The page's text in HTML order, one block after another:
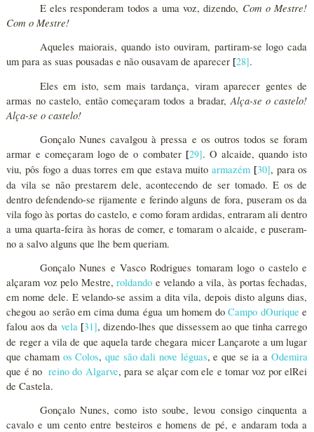
E eles responderam todos a uma voz, dizendo, Com o Mestre!
Com o Mestre!
Aqueles maiorais, quando isto ouviram, partiram-se logo cada
um para as suas pousadas e não ousavam de aparecer [28].
Eles em isto, sem mais tardança, viram aparecer gentes de
armas no castelo, então começaram todos a bradar,Alça-se o castelo!
Alça-se o castelo!
Gonçalo Nunes cavalgou à pressa e os outros todos se foram
armar e começaram logo de o combater [29]. O alcaide, quando isto
viu, pôs fogo a duas torres em que estava muitoarmazém [30], para os
da vila se não prestarem dele, acontecendo de ser tomado. E os de
dentro defendendo-se rijamente e ferindo alguns de fora, puseram os da
vila fogo às portas do castelo, e como foram ardidas, entraram ali dentro
a uma quarta-feira às horas de comer, e tomaram o alcaide, e puseram-
no a salvo alguns que lhe bem queriam.
Gonçalo Nunes e Vasco Rodrigues tomaram logo o castelo e
alçaram voz pelo Mestre,roldando e velando a vila, às portas fechadas,
em nome dele. E velando-se assim a dita vila, depois disto alguns dias,
chegou ao serão em cima duma égua um homem doCampo dOurique e
falou aos da vela [31], dizendo-lhes que dissessem ao que tinha carrego
de reger a vila de que aquela tarde chegara micer Lançarote a um lugar
que chamam os Colos,que são dali nove léguas, e que se ia a Odemira
que é noreino do Algarve, para se alçar com ele e tomar voz por elRei
de Castela.
Gonçalo Nunes, como isto soube, levou consigo cinquenta a
cavalo e um cento entre besteiros e homens de pé, e andaram toda a